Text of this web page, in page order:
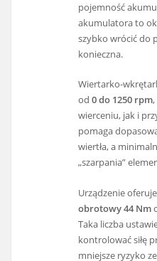
pojemność
akumulatora to
szybko wrócić do
konieczna.
Wiertarko-
od0 do 1250 rpm
wierceniu, jak i
pomaga
wiertła, a
„szarpania”
Urządzenie oferuje
obrotowy 44 Nm
Taka liczba
kontrolować siłę
mniejsze ryzyko